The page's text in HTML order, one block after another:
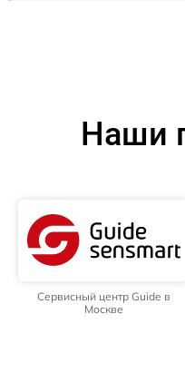
Наши
Сервисный центр Guide в
Москве